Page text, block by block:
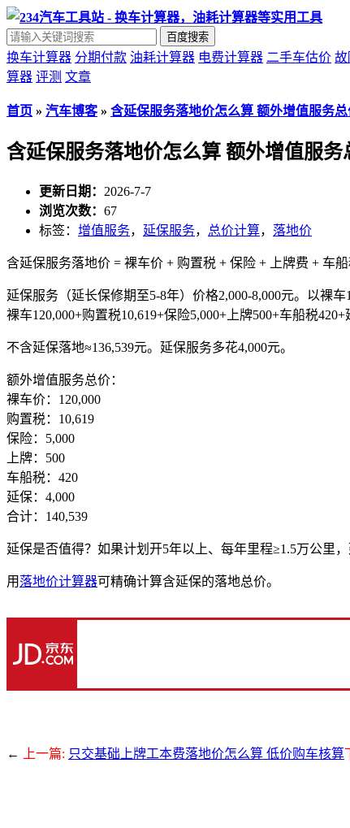
百度搜索
换车计算器 分期付款 油耗计算器 电费计算器 二手车估价 故
算器 评测 文章
首页 » 汽车博客» 含延保服务落地价怎么算 额外增值服务总
含延保服务落地价怎么算 额外增值服务
更新日期： 2026-7-7
浏览次数： 67
标签： 增值服务， 延保服务， 总价计算， 落地价
含延保服务落地价 = 裸车价 + 购置税 + 保险 + 上牌费 + 车船
延保服务（延长保修期至5-8年）价格2,000-8,000元。以裸车
裸车120,000+购置税10,619+保险5,000+上牌500+车船税420+
不含延保落地≈136,539元。延保服务多花4,000元。
额外增值服务总价：
裸车价：120,000
购置税：10,619
保险：5,000
上牌：500
车船税：420
延保：4,000
合计：140,539
延保是否值得？如果计划开5年以上、每年里程≥1.5万公里
用 落地价计算器可精确计算含延保的落地总价。
← 上一篇: 只交基础上牌工本费落地价怎么算 低价购车核算